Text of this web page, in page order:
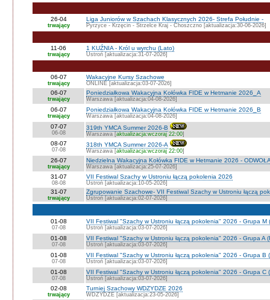
26-04
trwający
Liga Juniorów w Szachach Klasycznych 2026- Strefa Południe -
Pyrzyce - Krzęcin - Strzelce Kraj - Choszczno [aktualizacja:30-06-2026]
11-06
trwający
1 KUŹNIA - Król u wyrchu (Lato)
Ustroń [aktualizacja:31-07-2026]
06-07
trwający
Wakacyjne Kursy Szachowe
ONLINE [aktualizacja:03-07-2026]
06-07
trwający
Poniedziałkowa Wakacyjna Kołówka FIDE w Hetmanie 2026_A
Warszawa [aktualizacja:04-08-2026]
06-07
trwający
Poniedziałkowa Wakacyjna Kołówka FIDE w Hetmanie 2026_B
Warszawa [aktualizacja:04-08-2026]
07-07
06-08
319th YMCA Summer 2026-B
Warszawa [aktualizacja:wczoraj 22:00]
08-07
07-08
318th YMCA Summer 2026-A
Warszawa [aktualizacja:wczoraj 22:00]
26-07
trwający
Niedzielna Wakacyjna Kołówka FIDE w Hetmanie 2026 -
Warszawa [aktualizacja:25-07-2026]
31-07
08-08
VII Festiwal Szachy w Ustroniu łączą pokolenia 2026
Ustroń [aktualizacja:10-05-2026]
31-07
trwający
Zgrupowanie Szachowe- VII Festiwal Szachy w Ustroniu łączą
Ustroń [aktualizacja:02-07-2026]
01-08
07-08
VII Festiwal "Szachy w Ustroniu łączą pokolenia" 2026 - Grupa M
Ustroń [aktualizacja:03-07-2026]
01-08
07-08
VII Festiwal "Szachy w Ustroniu łączą pokolenia" 2026 - Grupa A
Ustroń [aktualizacja:03-07-2026]
01-08
07-08
VII Festiwal "Szachy w Ustroniu łączą pokolenia" 2026 - Grupa B
Ustroń [aktualizacja:03-07-2026]
01-08
07-08
VII Festiwal "Szachy w Ustroniu łączą pokolenia" 2026 - Grupa C
Ustroń [aktualizacja:03-07-2026]
02-08
trwający
Turniej Szachowy WDZYDZE 2026
WDZYDZE [aktualizacja:23-05-2026]